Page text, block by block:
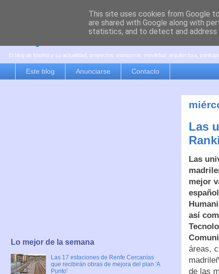
es por madrid
El blog de Madrid y su actualidad, proyectos, transporte, movilidad, arquitectura,
Este blog Anunciarse Contacto
Las
Las
mejor
así
áreas,
de las
Lo mejor de la semana
Las 17 estaciones de Renfe Cercanías
que recibirán obras de mejora del plan 'A
Punto'
This site uses cookies from Google
are shared with Google along with
statistics, and to detect and address